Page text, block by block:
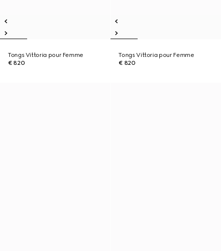
Tongs Vittoria pour Femme
€ 820
Tongs Vittoria pour Femme
€ 820